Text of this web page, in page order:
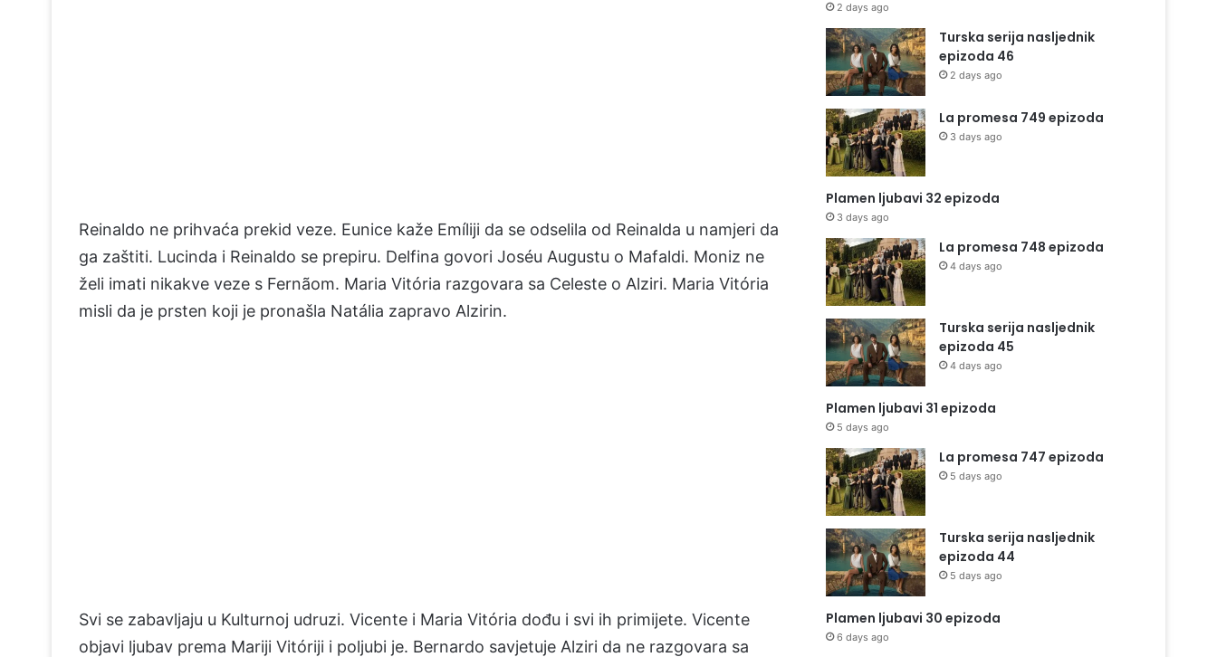
Reinaldo ne prihvaća prekid veze. Eunice kaže Emíliji da se odselila od Reinalda u namjeri da
ga zaštiti. Lucinda i Reinaldo se prepiru. Delfina govori Joséu Augustu o Mafaldi. Moniz ne
želi imati nikakve veze s Fernãom. Maria Vitória razgovara sa Celeste o Alziri. Maria Vitória
misli da je prsten koji je pronašla Natália zapravo Alzirin.
Svi se zabavljaju u Kulturnoj udruzi. Vicente i Maria Vitória dođu i svi ih primijete. Vicente
objavi ljubav prema Mariji Vitóriji i poljubi je. Bernardo savjetuje Alziri da ne razgovara sa
2 days ago
Turska serija nasljednik
epizoda 46
2 days ago
La promesa 749 epizoda
3 days ago
Plamen ljubavi 32 epizoda
3 days ago
La promesa 748 epizoda
4 days ago
Turska serija nasljednik
epizoda 45
4 days ago
Plamen ljubavi 31 epizoda
5 days ago
La promesa 747 epizoda
5 days ago
Turska serija nasljednik
epizoda 44
5 days ago
Plamen ljubavi 30 epizoda
6 days ago